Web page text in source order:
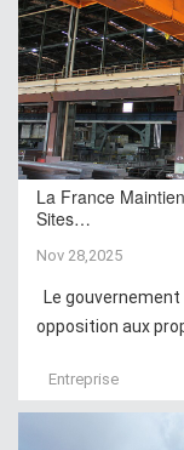
La France
Sites…
Nov 28,2025
Le
opposition aux
Entreprise